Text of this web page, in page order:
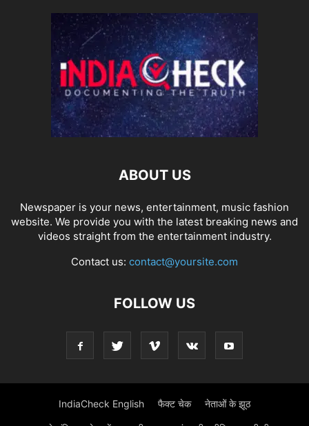
ABOUT US
Newspaper is your news, entertainment, music fashion
website. We provide you with the latest breaking news and
videos straight from the entertainment industry.
Contact us: contact@yoursite.com
FOLLOW US
IndiaCheck English फैक्ट चेक नेताओं के झूठ